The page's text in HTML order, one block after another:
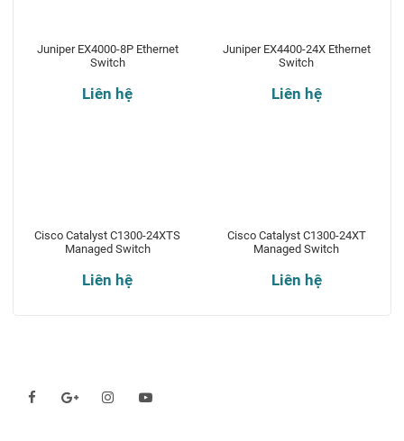
Juniper EX4000-8P Ethernet
Switch
Liên hệ
Juniper EX4400-24X Ethernet
Switch
Liên hệ
Cisco Catalyst C1300-24XTS
Managed Switch
Liên hệ
Cisco Catalyst C1300-24XT
Managed Switch
Liên hệ